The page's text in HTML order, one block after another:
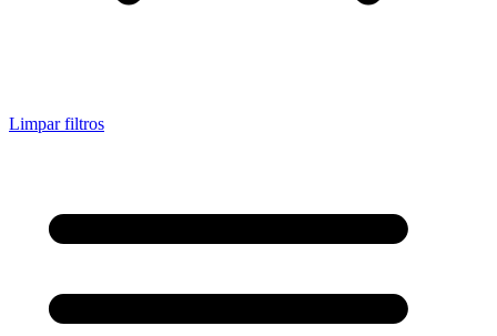
Limpar filtros